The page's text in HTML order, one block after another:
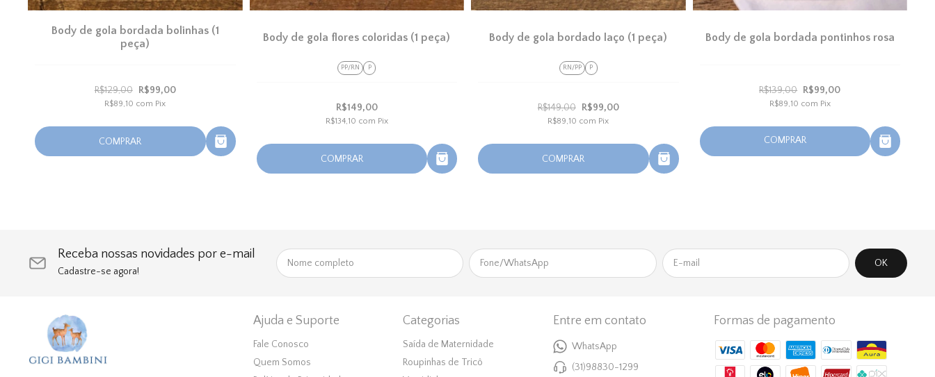
Body de gola bordada bolinhas (1
peça)
R$129,00 R$99,00
R$89,10 com Pix
COMPRAR
Body de gola flores coloridas (1 peça)
PP/RN P
R$149,00
R$134,10 com Pix
COMPRAR
Body de gola bordado laço (1 peça)
RN/PP P
R$149,00 R$99,00
R$89,10 com Pix
COMPRAR
Body de gola bordada pontinhos rosa
R$139,00 R$99,00
R$89,10 com Pix
COMPRAR
Receba nossas novidades por e-mail
Cadastre-se agora!
Ajuda e Suporte
Fale Conosco
Quem Somos
Categorias
Saída de Maternidade
Roupinhas de Tricô
Entre em contato
WhatsApp
(31)98830-1299
Formas de pagamento